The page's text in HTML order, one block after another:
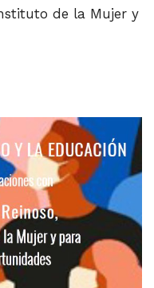
de la Mujer y